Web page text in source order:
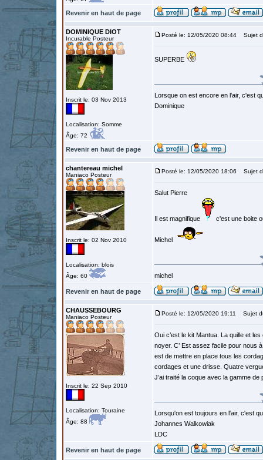
Revenir en haut de page
DOMINIQUE DIOT
Incurable Posteur
Inscrit le: 03 Nov 2013
Localisation: Somme
Âge: 72
Posté le: 12/05/2020 08:44 Sujet
SUPERBE
Lorsque on est encore en l'air, c'est
Dominique
Revenir en haut de page
chantereau michel
Maniaco Posteur
Inscrit le: 02 Nov 2010
Localisation: blois
Âge: 60
Posté le: 12/05/2020 18:06 Sujet
Salut Pierre
Il est magnifique c'est une boite
Michel
michel
Revenir en haut de page
CHAUSSEBOURG
Maniaco Posteur
Inscrit le: 22 Sep 2010
Localisation: Touraine
Âge: 88
Posté le: 12/05/2020 19:11 Sujet
Oui c’est le kit Mantua. La quille et
noyer. C’ Est assez facile pour nous
est de mettre en place tous les
cordages et une drisse. Quatre
J’ai traité la coque avec la gamme
Lorsqu'on est toujours en l'air, c'est
Johannes Walkowiak
LDC
Revenir en haut de page